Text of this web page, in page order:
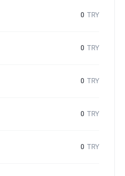
0 TRY
0 TRY
0 TRY
0 TRY
0 TRY